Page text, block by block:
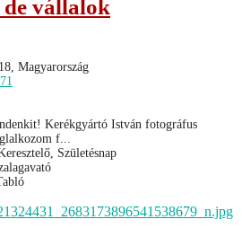
vállalok
Magyarország
Kerékgyártó István fotográfus
f...
Születésnap